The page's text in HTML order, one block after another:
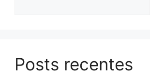
Posts recentes